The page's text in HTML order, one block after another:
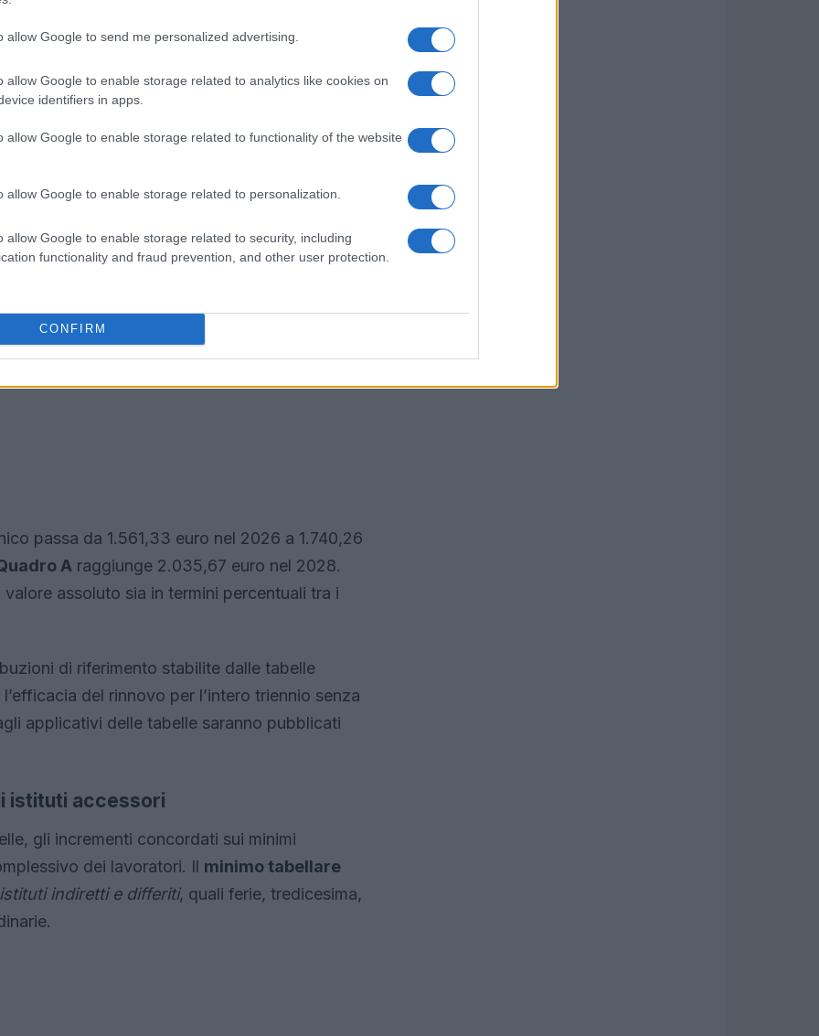
allow Google to send me personalized advertising.
allow Google to enable storage related to analytics like cookies on
identifiers in apps.
allow Google to enable storage related to functionality of the website
allow Google to enable storage related to personalization.
allow Google to enable storage related to security, including
functionality and fraud prevention, and other user protection.
CONFIRM
radiofonico e televisivo locale. Nel settore
Nel televisivo locale i livelli minimi
le diverse scale retributive dei due
passa da 1.561,33 euro nel 2026 a 1.740,26
A raggiunge 2.035,67 euro nel 2028.
assoluto sia in termini percentuali tra i
di riferimento stabilite dalle tabelle
del rinnovo per l’intero triennio senza
applicativi delle tabelle saranno pubblicati
istituti accessori
gli incrementi concordati sui minimi
dei lavoratori. Il minimo tabellare
istituti indiretti e differiti, quali ferie, tredicesima,